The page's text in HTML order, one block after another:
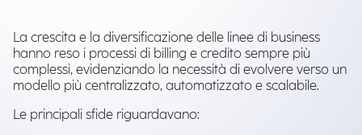
La crescita e la diversificazione delle linee di business
hanno reso i processi di billing e credito sempre più
complessi, evidenziando la necessità di evolvere verso un
modello più centralizzato, automatizzato e scalabile.
Le principali sfide riguardavano: